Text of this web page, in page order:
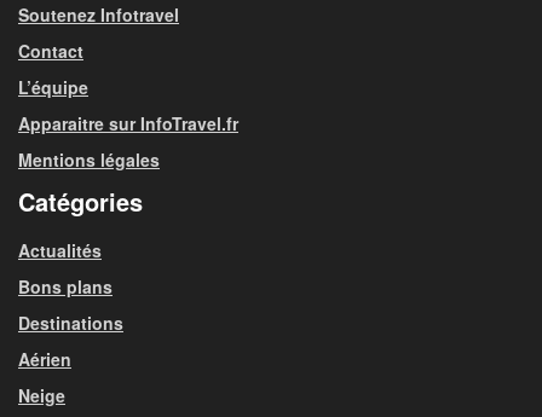
Soutenez Infotravel
Contact
L’équipe
Apparaitre sur InfoTravel.fr
Mentions légales
Catégories
Actualités
Bons plans
Destinations
Aérien
Neige